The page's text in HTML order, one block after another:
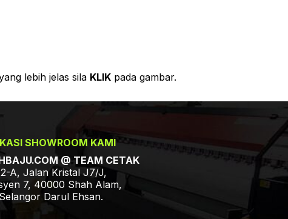
lebih jelas sila KLIK pada gambar.
SHOWROOM KAMI
@ TEAM CETAK
A, Jalan Kristal J7/J,
7, 40000 Shah Alam,
Darul Ehsan.